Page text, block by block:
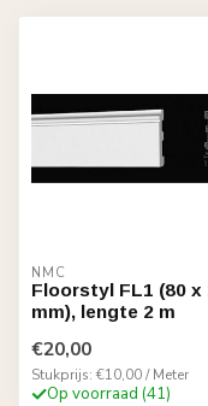
NMC
Floorstyl FL1 (80 x
mm), lengte 2 m
€20,00
Stukprijs: €10,00 / Meter
Op voorraad (41)